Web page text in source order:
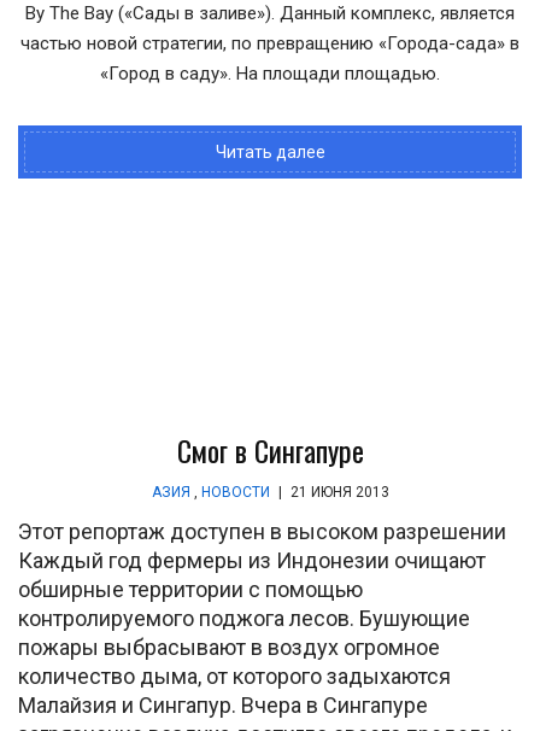
By The Bay («Сады в заливе»). Данный комплекс, является
частью новой стратегии, по превращению «Города-сада» в
«Город в саду». На площади площадью.
Читать далее
Смог в Сингапуре
АЗИЯ НОВОСТИ | 21 ИЮНЯ 2013
Этот репортаж доступен в высоком разрешении
Каждый год фермеры из Индонезии очищают
обширные территории с помощью
контролируемого поджога лесов. Бушующие
пожары выбрасывают в воздух огромное
количество дыма, от которого задыхаются
Малайзия и Сингапур. Вчера в Сингапуре